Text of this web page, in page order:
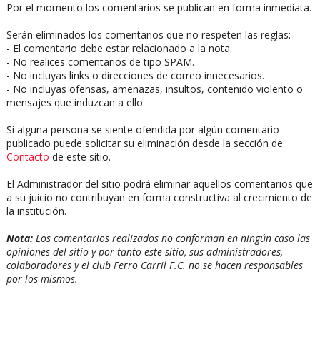
Por el momento los comentarios se publican en forma inmediata.
Serán eliminados los comentarios que no respeten las reglas:
- El comentario debe estar relacionado a la nota.
- No realices comentarios de tipo SPAM.
- No incluyas links o direcciones de correo innecesarios.
- No incluyas ofensas, amenazas, insultos, contenido violento o
mensajes que induzcan a ello.
Si alguna persona se siente ofendida por algún comentario
publicado puede solicitar su eliminación desde la sección de
Contacto de este sitio.
El Administrador del sitio podrá eliminar aquellos comentarios que
a su juicio no contribuyan en forma constructiva al crecimiento de
la institución.
Nota:Los comentarios realizados no conforman en ningún caso las
opiniones del sitio y por tanto este sitio, sus administradores,
colaboradores y el club Ferro Carril F.C. no se hacen responsables
por los mismos.